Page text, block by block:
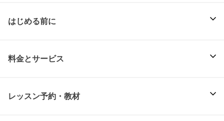
はじめる前に
料金とサービス
レッスン予約・教材